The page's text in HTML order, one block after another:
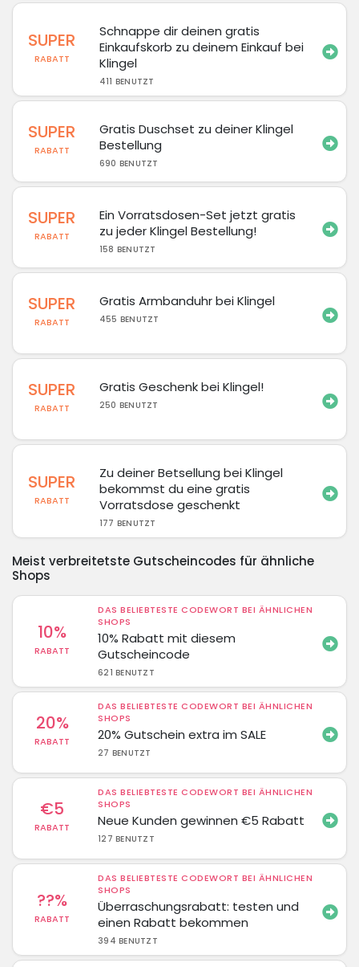
SUPER
RABATT
Schnappe dir deinen gratis
Einkaufskorb zu deinem Einkauf bei
Klingel
411 BENUTZT
SUPER
RABATT
Gratis Duschset zu deiner Klingel
Bestellung
690 BENUTZT
SUPER
RABATT
Ein Vorratsdosen-Set jetzt gratis
zu jeder Klingel Bestellung!
158 BENUTZT
SUPER
RABATT
Gratis Armbanduhr bei Klingel
455 BENUTZT
SUPER
RABATT
Gratis Geschenk bei Klingel!
250 BENUTZT
SUPER
RABATT
Zu deiner Betsellung bei Klingel
bekommst du eine gratis
Vorratsdose geschenkt
177 BENUTZT
Meist verbreitetste Gutscheincodes für ähnliche
Shops
10%
RABATT
DAS BELIEBTESTE CODEWORT BEI ÄHNLICHEN
SHOPS
10% Rabatt mit diesem
Gutscheincode
621 BENUTZT
20%
RABATT
DAS BELIEBTESTE CODEWORT BEI ÄHNLICHEN
SHOPS
20% Gutschein extra im SALE
27 BENUTZT
€5
RABATT
DAS BELIEBTESTE CODEWORT BEI ÄHNLICHEN
SHOPS
Neue Kunden gewinnen €5 Rabatt
127 BENUTZT
??%
RABATT
DAS BELIEBTESTE CODEWORT BEI ÄHNLICHEN
SHOPS
Überraschungsrabatt: testen und
einen Rabatt bekommen
394 BENUTZT